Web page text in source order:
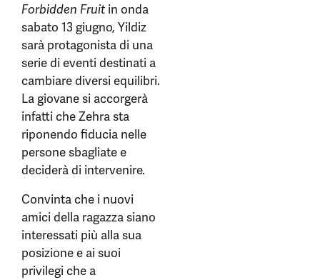
Forbidden Fruit in onda
sabato 13 giugno, Yildiz
sarà protagonista di una
serie di eventi destinati a
cambiare diversi equilibri.
La giovane si accorgerà
infatti che Zehra sta
riponendo fiducia nelle
persone sbagliate e
deciderà di intervenire.
Convinta che i nuovi
amici della ragazza siano
interessati più alla sua
posizione e ai suoi
privilegi che a